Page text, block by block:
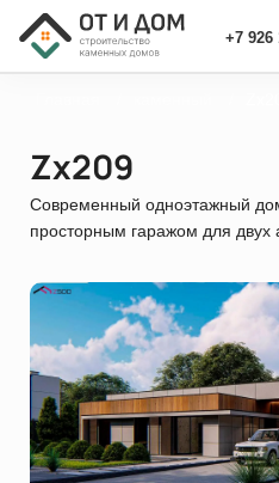
+7 926
Zx209
Современный одноэтажный
просторным гаражом для двух